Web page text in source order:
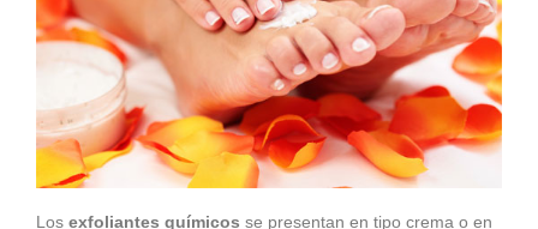
Los exfoliantes químicos se presentan en tipo crema o en